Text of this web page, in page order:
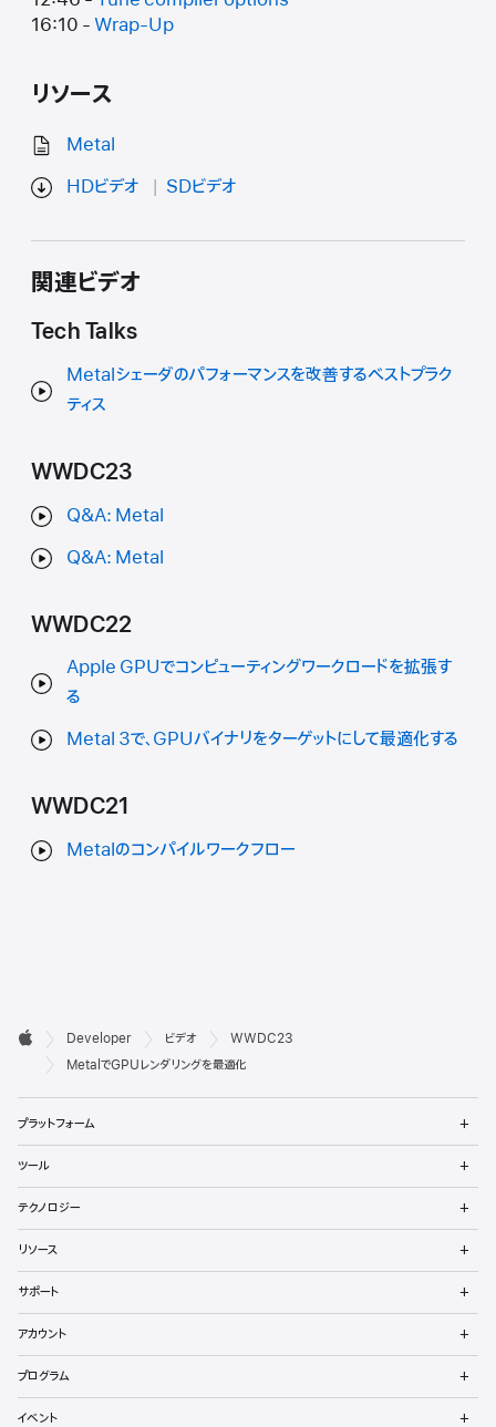
16:10 - Wrap-Up
リソース
Metal
HDビデオ
SDビデオ
関連ビデオ
Tech Talks
Metalシェーダのパフォーマンスを改善するベストプラク
ティス
WWDC23
Q&A: Metal
Q&A: Metal
WWDC22
Apple GPUでコンピューティングワークロードを拡張す
る
Metal 3で、GPUバイナリをターゲットにして最適化する
WWDC21
Metalのコンパイルワークフロー
デ
ロ
ッ
パ
向
け
フ
ッ
タ

Apple
Developer ビデオ
WWDC23
MetalでGPUレンダリングを最適化
プラットフォーム
ュ
を
く
ツール
ュ
を
く
テクノロジー
ュ
を
く
リソース
ュ
を
く
サポート
ュ
を
く
アカウント
ュ
を
プログラム
ュ
イベント